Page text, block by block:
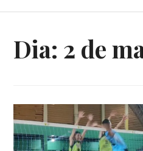
Dia: 2 de